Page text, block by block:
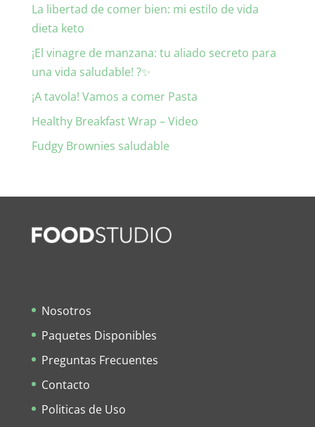
La libertad de comer bien: mi estilo de vida
dieta keto
¡El vinagre de manzana: tu aliado secreto para
una vida saludable! ?✨
¡A tavola! Vamos a comer Pasta
Healthy Breakfast Wrap – Video
Fudgy Brownies saludable
Nosotros
Paquetes Disponibles
Preguntas Frecuentes
Contacto
Politicas de Uso